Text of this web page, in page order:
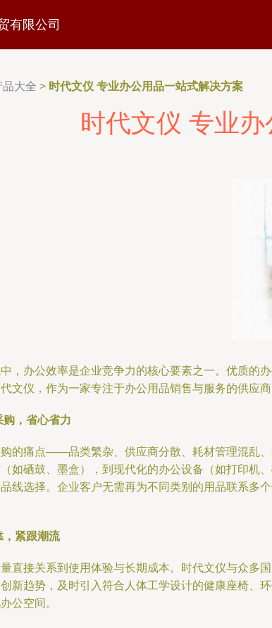
有限公司
品大全 > 时代文仪 专业办公用品一站式解决方案
时代文仪 专业
，办公效率是企业竞争力的核心要素之一。优质的
文仪，作为一家专注于办公用品销售与服务的供应
，省心省力
的痛点——品类繁杂、供应商分散、耗材管理混乱
如硒鼓、墨盒），到现代化的办公设备（如打印机
线选择。企业客户无需再为不同类别的用品联系多
，紧跟潮流
直接关系到使用体验与长期成本。时代文仪与众多
新趋势，及时引入符合人体工学设计的健康座椅、
公空间。